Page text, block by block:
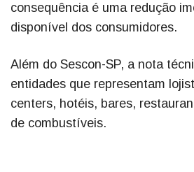
consequência é uma redução
disponível dos consumidores.
Além do Sescon-SP, a nota
entidades que representam
centers, hotéis, bares,
de combustíveis.